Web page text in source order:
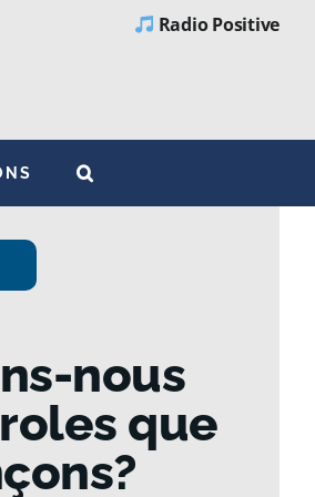
Radio Positive
nous
que